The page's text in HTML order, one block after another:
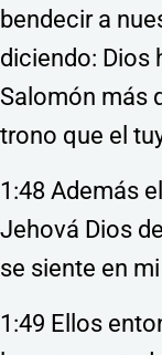
bendecir a
diciendo: Dios
Salomón más
trono que el
1:48 Además
Jehová Dios
se siente en
1:49 Ellos